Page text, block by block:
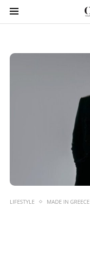
LIFESTYLE MADE IN GREECE